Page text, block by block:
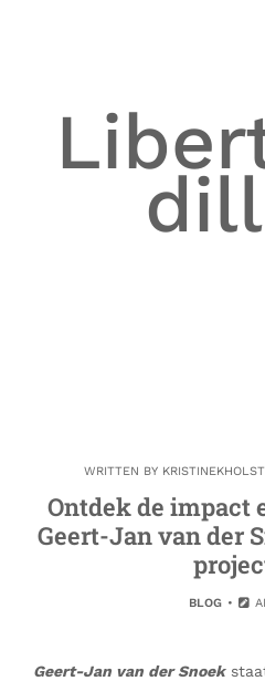
WRITTEN BY
Ontdek de impact
Geert-Jan van der
BLOG
Geert-Jan van der Snoek